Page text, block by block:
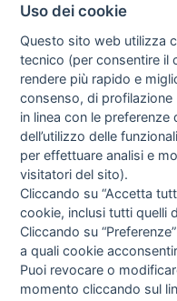
I libri
Uso dei cookie
Questo sito web utilizza
tecnico (per consentire il
rendere più rapido e
consenso, di
in linea con le preferenze
dell’utilizzo delle
per effettuare analisi e
visitatori del sito).
Cliccando su “Accetta
cookie, inclusi tutti quelli
Cliccando su
a quali cookie
Puoi revocare o
momento cliccando sul